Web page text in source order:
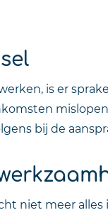
is er
bij de
niet meer